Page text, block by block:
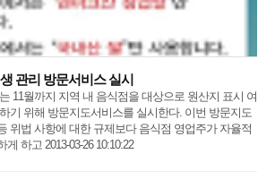
관리 방문서비스 실시
11월까지 지역 내 음식점을 대상으로 원산지 표시 여
기 위해 방문지도서비스를 실시한다. 이번 방문지도
위법 사항에 대한 규제보다 음식점 영업주가 자율적
하고 2013-03-26 10:10:22